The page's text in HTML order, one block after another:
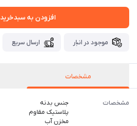
افزودن به سبدخرید
موجود در انبار ارسال سریع
مشخصات
مشخصات
جنس بدنه
پلاستیک مقاوم
مخزن آب